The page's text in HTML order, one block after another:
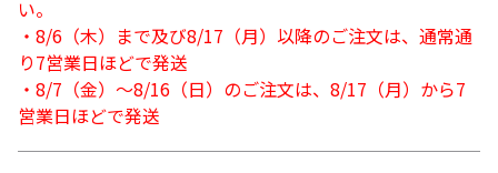
い。
・8/6（木）まで及び8/17（月）以降のご注文は、通常通
り7営業日ほどで発送
・8/7（金）～8/16（日）のご注文は、8/17（月）から7
営業日ほどで発送